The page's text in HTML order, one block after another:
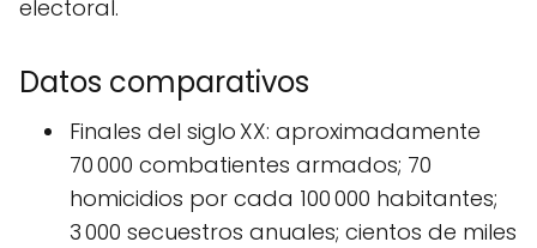
electoral.
Datos comparativos
Finales del siglo XX: aproximadamente
70 000 combatientes armados; 70
homicidios por cada 100 000 habitantes;
3 000 secuestros anuales; cientos de miles